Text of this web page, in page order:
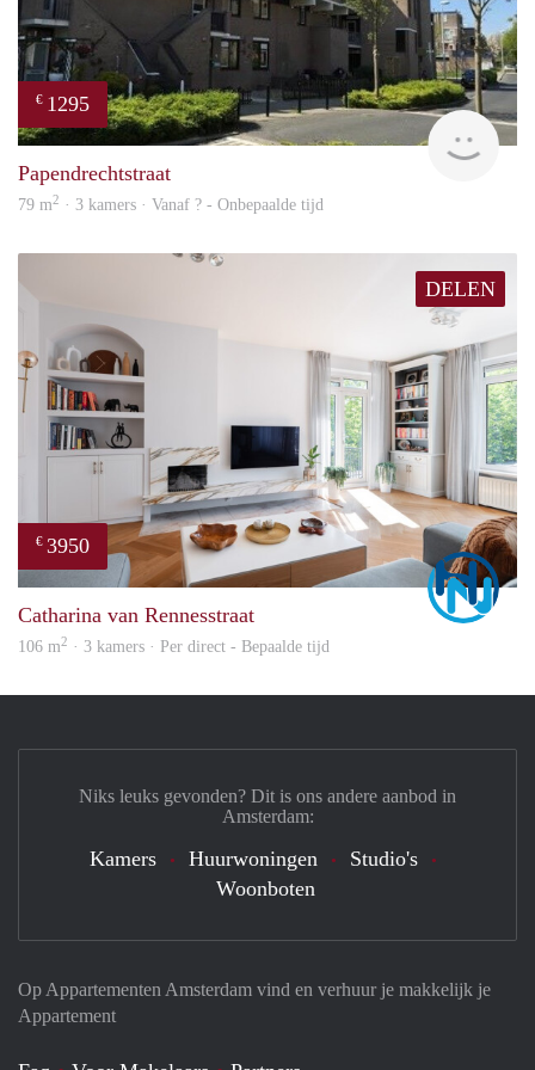
Daadwerkelijke definitieve stoffering en/of meubilering kan
afwijken t.o.v. de foto's.
€ 1295
rent
Papendrechtstraat
79 m2 · 3 kamers · Vanaf ? - Onbepaalde tijd
DELEN
€ 3950
Catharina van Rennesstraat
106 m2 · 3 kamers · Per direct - Bepaalde tijd
Op Appartementen Amsterdam vind en verhuur je makkelijk je
Appartement
Niks leuks gevonden? Dit is ons andere aanbod in
Amsterdam:
Kamers Huurwoningen
Studio's
Woonboten